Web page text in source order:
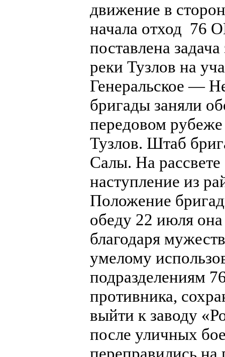
движение в
начала отход 76
поставлена
реки Тузлов на
Генеральское —
бригады заняли
передовом
Тузлов. Штаб
Салы. На
наступление из
Положение
обеду 22 июля
благодаря
умелому
подразделениям
противника,
выйти к заводу
после уличных